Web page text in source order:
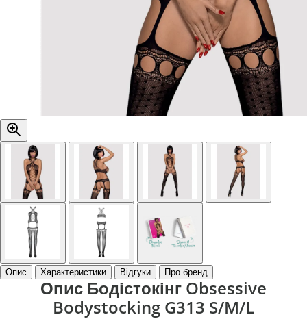
Опис Характеристики Відгуки Про бренд
Опис Бодістокінг Obsessive
Bodystocking G313 S/M/L